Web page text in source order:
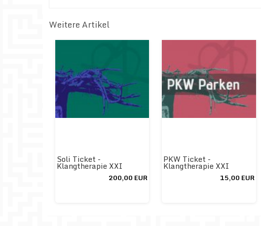
Weitere Artikel
Soli Ticket -
Klangtherapie XXI
200,00 EUR
PKW Ticket -
Klangtherapie XXI
15,00 EUR